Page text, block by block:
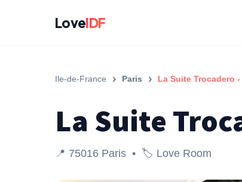
LoveIDF
Ile-de-France › Paris › La Suite Trocadero
La Suite
📍 75016 Paris • 🏷️ Love Room